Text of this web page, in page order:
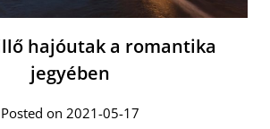
hajóutak a romantika
jegyében
Posted on 2021-05-17